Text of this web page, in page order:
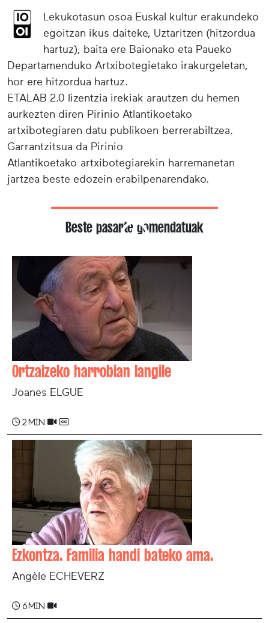
Lekukotasun osoa Euskal kultur erakundeko
egoitzan ikus daiteke, Uztaritzen (hitzordua
hartuz), baita ere Baionako eta Paueko
Departamenduko Artxibotegietako irakurgeletan,
hor ere hitzordua hartuz.
ETALAB 2.0 lizentzia irekiak arautzen du hemen
aurkezten diren Pirinio Atlantikoetako
artxibotegiaren datu publikoen berrerabiltzea.
Garrantzitsua da Pirinio
Atlantikoetako artxibotegiarekin harremanetan
jartzea beste edozein erabilpenarendako.
Beste pasarte gomendatuak
Ortzaizeko harrobian langile
Joanes ELGUE
2 min
Ezkontza. Familia handi bateko ama.
Angèle ECHEVERZ
6 min